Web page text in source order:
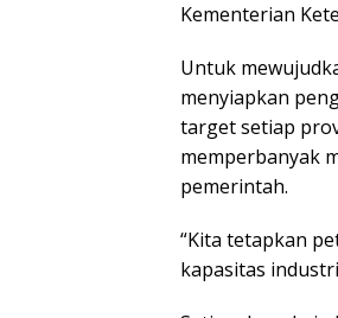
Kementerian
Untuk
menyiapkan
target setiap
memperbanyak
pemerintah.
“Kita tetapkan
kapasitas